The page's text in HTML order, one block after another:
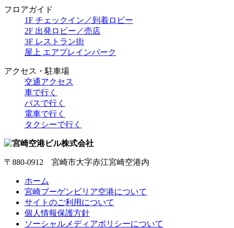
フロアガイド
1F チェックイン／到着ロビー
2F 出発ロビー／売店
3F レストラン街
屋上 エアプレインパーク
アクセス・駐車場
交通アクセス
車で行く
バスで行く
電車で行く
タクシーで行く
〒880-0912 宮崎市大字赤江宮崎空港内
ホーム
宮崎ブーゲンビリア空港について
サイトのご利用について
個人情報保護方針
ソーシャルメディアポリシーについて